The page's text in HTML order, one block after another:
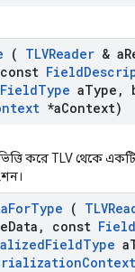
( TLVReader & a
const Field
FieldType aType ,
*aContext)
করে TLV থেকে একটি
ForType (
Data , const Field
FieldType a
Context